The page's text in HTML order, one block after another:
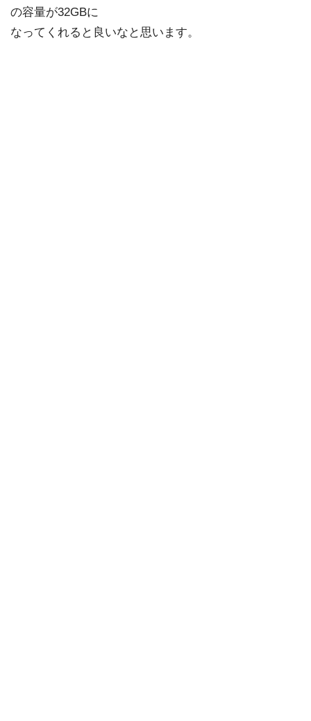
の容量が32GBに
なってくれると良いなと思います。